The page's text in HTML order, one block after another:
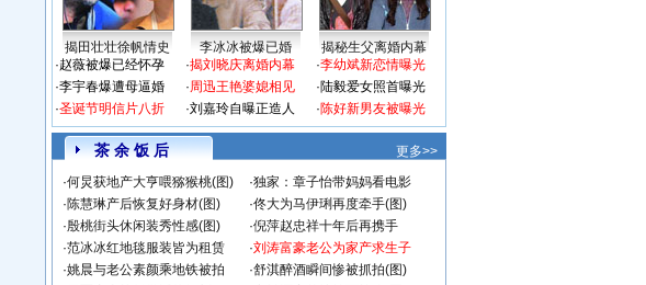
揭田壮壮徐帆情史 李冰冰被爆已婚
揭秘生父离婚内幕
·赵薇被爆已经怀孕
·李宇春爆遭母逼婚
·圣诞节明信片八折
·揭刘晓庆离婚内幕
·周迅王艳婆媳相见
·刘嘉玲自曝正造人
·李幼斌新恋情曝光
·陆毅爱女照首曝光
·陈好新男友被曝光
茶 余 饭 后
更多>>
·何炅获地产大亨喂猕猴桃(图) ·独家：章子怡带妈妈看电影
·陈慧琳产后恢复好身材(图) ·佟大为马伊琍再度牵手(图)
·殷桃街头休闲装秀性感(图) ·倪萍赵忠祥十年后再携手
·范冰冰红地毯服装皆为租赁 ·刘涛富豪老公为家产求生子
·姚晨与老公素颜乘地铁被拍 ·舒淇醉酒瞬间惨被抓拍(图)